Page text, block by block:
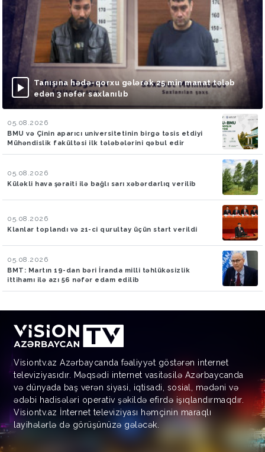
Tanışına hədə-qorxu gələrək 25 min manat tələb
edən 3 nəfər saxlanılıb
05.08.2026
BMU və Çinin aparıcı universitetinin birgə təsis etdiyi
Mühəndislik fakültəsi ilk tələbələrini qəbul edir
05.08.2026
Küləkli hava şəraiti ilə bağlı sarı xəbərdarlıq verilib
05.08.2026
Klanlar toplandı və 21-ci qurultay üçün start verildi
05.08.2026
BMT: Martın 19-dan bəri İranda milli təhlükəsizlik
ittihamı ilə azı 56 nəfər edam edilib
Visiontv.az Azərbaycanda fəaliyyət göstərən internet
televiziyasıdır. Məqsədi internet vasitəsilə Azərbaycanda
və dünyada baş verən siyasi, iqtisadi, sosial, mədəni və
ədəbi hadisələri operativ şəkildə efirdə işıqlandırmaqdır.
Visiontv.az İnternet televiziyası həmçinin maraqlı
layihələrlə də görüşünüzə gələcək.